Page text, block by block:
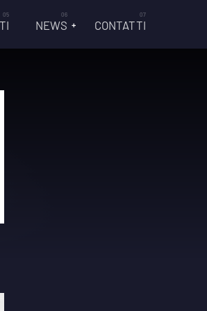
NEWS CONTATTI